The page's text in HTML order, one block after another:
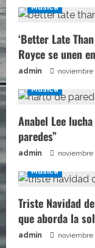
Música
‘Better Late
Royce se unen
admin
Música
Anabel Lee
paredes”
admin
Música
Triste Navidad
que aborda la
admin noviembre